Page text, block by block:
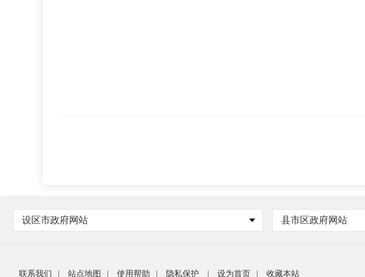
设区市政府网站 县市区政府网站
联系我们 站点地图 使用帮助 隐私保护 设为首页 收藏本站